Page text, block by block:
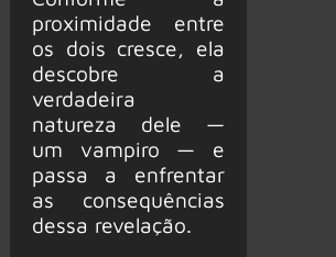
proximidade entre
os dois cresce, ela
descobre a
verdadeira
natureza dele —
um vampiro — e
passa a enfrentar
as consequências
dessa revelação.